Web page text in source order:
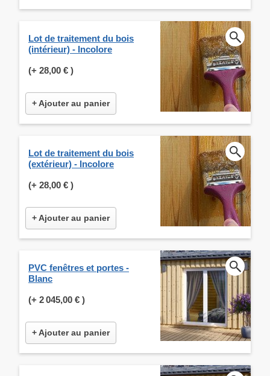
Lot de traitement du bois
(intérieur) - Incolore
(+ 28,00 € )
+ Ajouter au panier
Lot de traitement du bois
(extérieur) - Incolore
(+ 28,00 € )
+ Ajouter au panier
PVC fenêtres et portes -
Blanc
(+ 2 045,00 € )
+ Ajouter au panier